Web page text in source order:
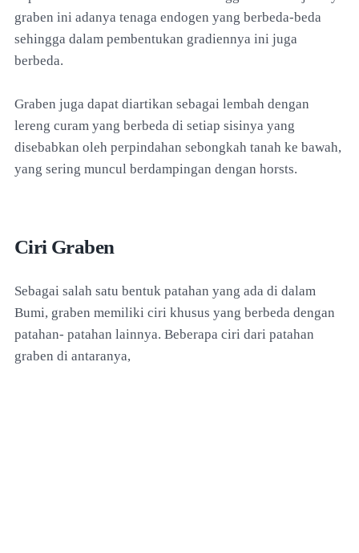
graben ini adanya tenaga endogen yang berbeda-beda
sehingga dalam pembentukan gradiennya ini juga
berbeda.
Graben juga dapat diartikan sebagai lembah dengan
lereng curam yang berbeda di setiap sisinya yang
disebabkan oleh perpindahan sebongkah tanah ke bawah,
yang sering muncul berdampingan dengan horsts.
Ciri Graben
Sebagai salah satu bentuk patahan yang ada di dalam
Bumi, graben memiliki ciri khusus yang berbeda dengan
patahan- patahan lainnya. Beberapa ciri dari patahan
graben di antaranya,